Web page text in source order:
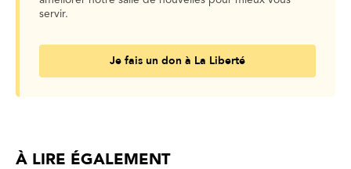
servir.
Je fais un don à La Liberté
À LIRE ÉGALEMENT